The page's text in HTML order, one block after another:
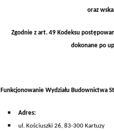
oraz
Zgodnie z art. 49 Kodeksu
dokonane po
Funkcjonowanie Wydziału Budownictwa
Adres:
ul. Kościuszki 26, 83-300 Kartuzy